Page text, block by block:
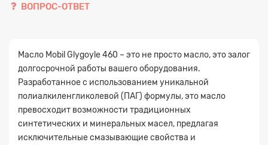
ВОПРОС-ОТВЕТ
Масло Mobil Glygoyle 460 – это не просто масло, это залог
долгосрочной работы вашего оборудования.
Разработанное с использованием уникальной
полиалкиленгликолевой (ПАГ) формулы, это масло
превосходит возможности традиционных
синтетических и минеральных масел, предлагая
исключительные смазывающие свойства и